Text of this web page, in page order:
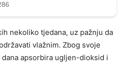
nekoliko tjedana, uz pažnju da
vlažnim. Zbog svoje
apsorbira ugljen-dioksid i